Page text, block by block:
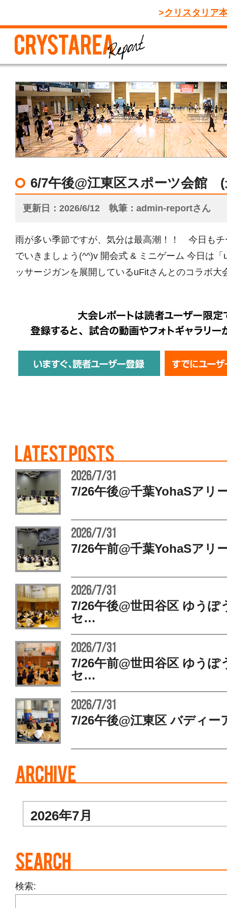
クリスタリア
6/7午後@江東区スポーツ会館 (
更新日 2026/6/12 執筆 admin-reportさん
雨が多い季節ですが、気分は最高潮！！ 今日もチ
でいきましょう(^^)v 開会式 & ミニゲーム 今日は
ッサージガンを展開しているuFitさんとのコラボ
2026/7/31
7/26午後@千葉YohaSア
2026/7/31
7/26午前@千葉YohaSア
2026/7/31
7/26午後@世田谷区 ゆうぽ
セ…
2026/7/31
7/26午前@世田谷区 ゆうぽ
セ…
2026/7/31
7/26午後@江東区 バディ
検索: